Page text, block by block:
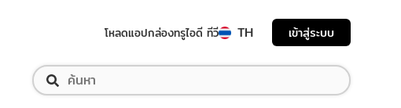
โหลดแอปกล่องทรูไอดี ทีวี TH เข้าสู่ระบบ